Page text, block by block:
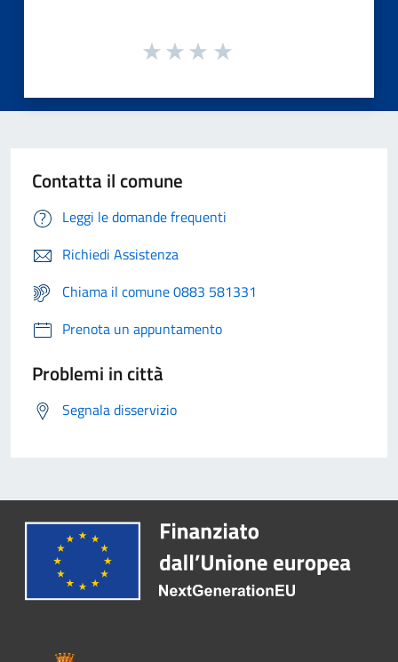
Contatta il comune
Leggi le domande frequenti
Richiedi Assistenza
Chiama il comune 0883 581331
Prenota un appuntamento
Problemi in città
Segnala disservizio